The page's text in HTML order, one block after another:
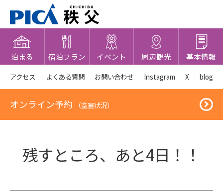
泊まる 宿泊プラン イベント 周辺観光 基本情報
アクセス よくある質問 お問い合わせ Instagram X blog
オンライン予約 （空室状況）
残すところ、あと4日！！